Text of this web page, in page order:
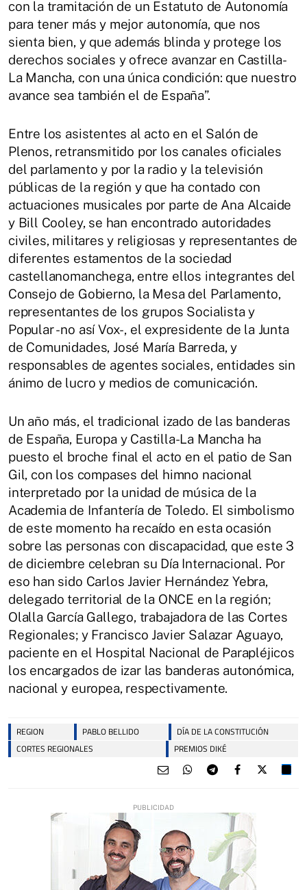
con la tramitación de un Estatuto de Autonomía
para tener más y mejor autonomía, que nos
sienta bien, y que además blinda y protege los
derechos sociales y ofrece avanzar en Castilla-
La Mancha, con una única condición: que nuestro
avance sea también el de España”.
Entre los asistentes al acto en el Salón de
Plenos, retransmitido por los canales oficiales
del parlamento y por la radio y la televisión
públicas de la región y que ha contado con
actuaciones musicales por parte de Ana Alcaide
y Bill Cooley, se han encontrado autoridades
civiles, militares y religiosas y representantes de
diferentes estamentos de la sociedad
castellanomanchega, entre ellos integrantes del
Consejo de Gobierno, la Mesa del Parlamento,
representantes de los grupos Socialista y
Popular -no así Vox-, el expresidente de la Junta
de Comunidades, José María Barreda, y
responsables de agentes sociales, entidades sin
ánimo de lucro y medios de comunicación.
Un año más, el tradicional izado de las banderas
de España, Europa y Castilla-La Mancha ha
puesto el broche final el acto en el patio de San
Gil, con los compases del himno nacional
interpretado por la unidad de música de la
Academia de Infantería de Toledo. El simbolismo
de este momento ha recaído en esta ocasión
sobre las personas con discapacidad, que este 3
de diciembre celebran su Día Internacional. Por
eso han sido Carlos Javier Hernández Yebra,
delegado territorial de la ONCE en la región;
Olalla García Gallego, trabajadora de las Cortes
Regionales; y Francisco Javier Salazar Aguayo,
paciente en el Hospital Nacional de Parapléjicos
los encargados de izar las banderas autonómica,
nacional y europea, respectivamente.
REGION PABLO BELLIDO
DÍA DE LA CONSTITUCIÓN
CORTES REGIONALES
PREMIOS DIKÉ